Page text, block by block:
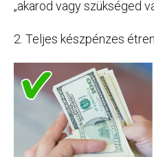
„akarod vagy szükséged
2. Teljes készpénzes